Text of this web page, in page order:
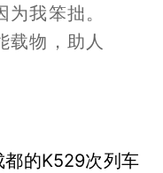
我笨拙。
载物，助人
的K529次列车